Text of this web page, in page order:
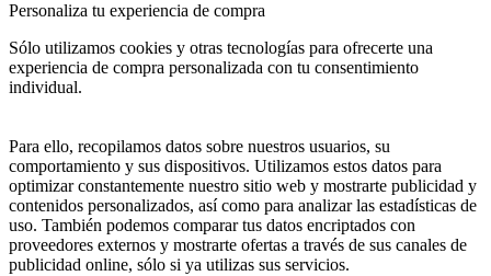
Personaliza tu experiencia de compra
Sólo utilizamos cookies y otras tecnologías para ofrecerte una
experiencia de compra personalizada con tu consentimiento
individual.
Para ello, recopilamos datos sobre nuestros usuarios, su
comportamiento y sus dispositivos. Utilizamos estos datos para
optimizar constantemente nuestro sitio web y mostrarte publicidad y
contenidos personalizados, así como para analizar las estadísticas de
uso. También podemos comparar tus datos encriptados con
proveedores externos y mostrarte ofertas a través de sus canales de
publicidad online, sólo si ya utilizas sus servicios.